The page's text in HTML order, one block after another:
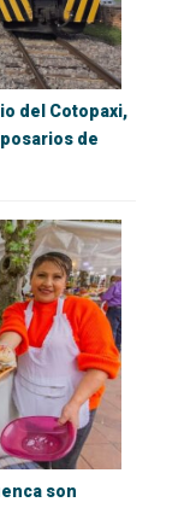
del Cotopaxi,
de
son